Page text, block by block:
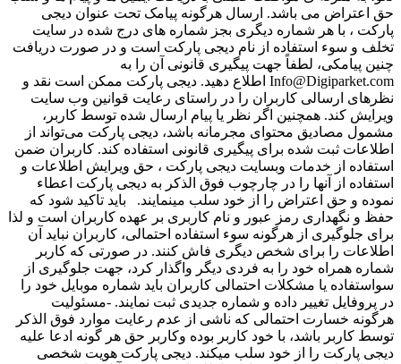
اعتراض می باشد. ارسال هرگونه پیامک تحت عنوان دیجی
، با هر شماره دیگری بجز شماره های درج شده در سایت
و سوء استفاده از نام دیجی پارکت است و در صورت دریافت
پیامکی، لطفاً جهت پیگیری قانونی آن را به
Info@Digiparket.com اطلاع دهید. دیجی پارکت ممکن است نقد و
ارسالی کاربران را در راستای رعایت قوانین وب سایت
کند. همچنین اگر نظر یا پیام ارسال شده توسط کاربر،
مصادیق محتوای مجرمانه باشد، دیجی پارکت می‌تواند از
ثبت شده برای پیگیری قانونی استفاده کند. کاربران ضمن
از خدمات وبسایت دیجی پارکت ، حق ویرایش اطلاعات و
از آنها را در چارچوب فوق الذکر به دیجی پارکت اعطاء
و حق اعتراض را از خود سلب مینمایند. باید تاکید شود که
و نگهداری رمز عبور و نام کاربری بر عهده کاربران است و لذا
جلوگیری از هرگونه سوء استفاده احتمالی، کاربران نباید آن
را برای شخص دیگری فاش کنند. در صورتی که کاربر
همراه خود را به فردی دیگر واگذار کرد، جهت جلوگیری از
یا مشکلات احتمالی کاربران باید شماره موبایل خود را
پروفایل تغییر داده و شماره جدیدی ثبت نمایند. -مسئولیت
خسارت احتمالی که ناشی از عدم رعایت موارد فوق الذکر
کاربر باشد، با خود کاربر بوده وکاربر حق هر گونه ادعا علیه
پارکت را از خود سلب میکند. دیجی پارکت هویت شخصی